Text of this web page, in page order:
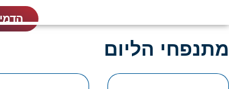
מתנפחי הליום